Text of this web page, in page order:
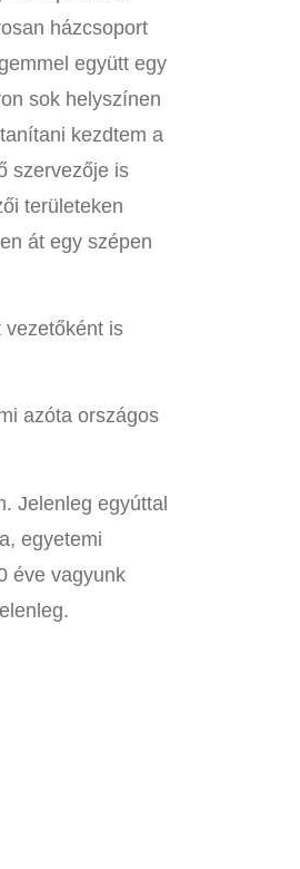
házcsoport
együtt egy
sok helyszínen
kezdtem a
szervezője is
területeken
át egy szépen
vezetőként is
azóta országos
Jelenleg egyúttal
egyetemi
éve vagyunk